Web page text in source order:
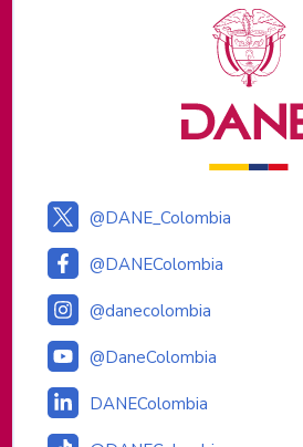
Logos institucionales
@DANE_Colombia
@DANEColombia
@danecolombia
@DaneColombia
DANEColombia